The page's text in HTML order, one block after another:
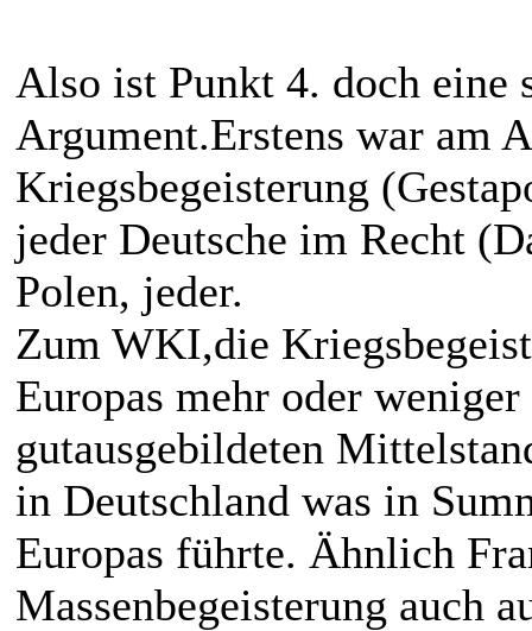
Also ist Punkt 4. doch eine
Argument.Erstens war am
Kriegsbegeisterung
jeder Deutsche im Recht
Polen, jeder.
Zum WKI,die
Europas mehr oder
gutausgebildeten
in Deutschland was in
Europas führte. Ähnlich
Massenbegeisterung auch